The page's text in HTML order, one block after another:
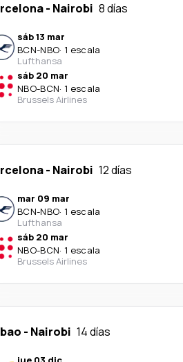
- Nairobi 8 días
sáb 13 mar
BCN-NBO· 1 escala
Lufthansa
sáb 20 mar
NBO-BCN· 1 escala
Brussels Airlines
- Nairobi 12 días
mar 09 mar
BCN-NBO· 1 escala
Lufthansa
sáb 20 mar
NBO-BCN· 1 escala
Brussels Airlines
- Nairobi 14 días